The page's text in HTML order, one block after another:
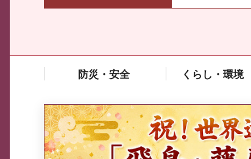
防災・安全 くらし・環境
中東情勢や原油価格上昇の影響